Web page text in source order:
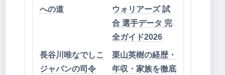
への道
ウォリアーズ 試
合 選手データ 完
全ガイド2026
長谷川唯なでしこ
ジャパンの司令
栗山英樹の経歴・
年収・家族を徹底